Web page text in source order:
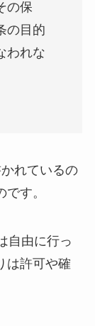
の保
の目的
われな
れているの
す。
自由に行っ
は許可や確